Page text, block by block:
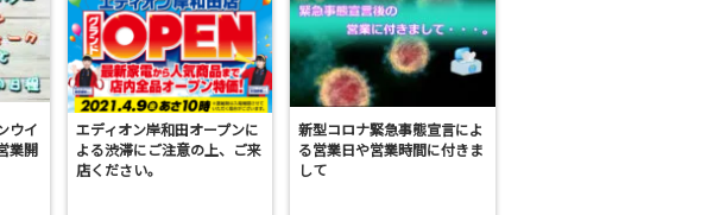
ウイ
業開
エディオン岸和田オープンに
よる渋滞にご注意の上、ご来
店ください。
新型コロナ緊急事態宣言によ
る営業日や営業時間に付きま
して